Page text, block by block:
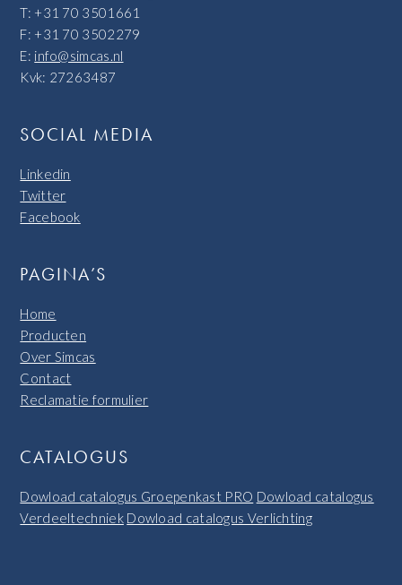
T: +31 70 3501661
F: +31 70 3502279
E: info@simcas.nl
Kvk: 27263487
SOCIAL MEDIA
Linkedin
Twitter
Facebook
PAGINA’S
Home
Producten
Over Simcas
Contact
Reclamatie formulier
CATALOGUS
Dowload catalogus Groepenkast PRO Dowload catalogus
Verdeeltechniek Dowload catalogus Verlichting